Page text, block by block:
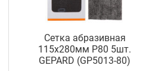
Сетка абразивная
115х280мм Р80 5шт.
GEPARD (GP5013-80)